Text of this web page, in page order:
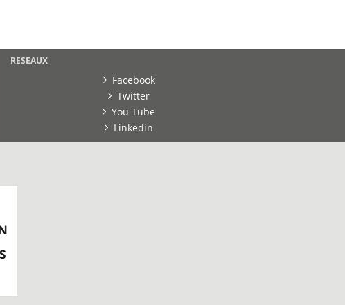
RESEAUX
Facebook
Twitter
You Tube
Linkedin